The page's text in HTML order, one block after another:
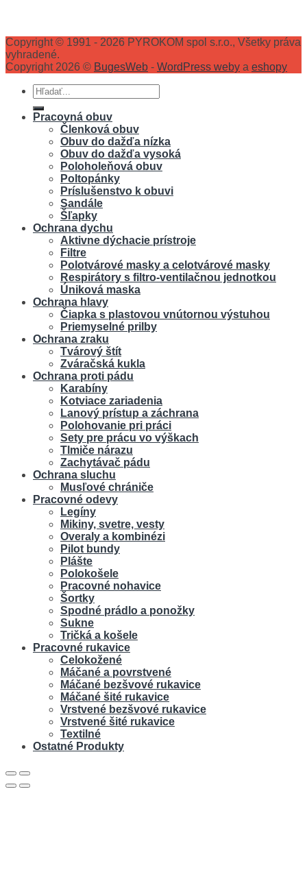
Copyright © 1991 - 2026 PYROKOM spol s.r.o., Všetky práva
vyhradené.
Copyright 2026 © BugesWeb - WordPress weby a eshopy
Hľadať:
Pracovná obuv
Členková obuv
Obuv do dažďa nízka
Obuv do dažďa vysoká
Poloholeňová obuv
Poltopánky
Príslušenstvo k obuvi
Sandále
Šľapky
Ochrana dychu
Aktivne dýchacie prístroje
Filtre
Polotvárové masky a celotvárové masky
Respirátory s filtro-ventilačnou jednotkou
Úniková maska
Ochrana hlavy
Čiapka s plastovou vnútornou výstuhou
Priemyselné prilby
Ochrana zraku
Tvárový štít
Zváračská kukla
Ochrana proti pádu
Karabíny
Kotviace zariadenia
Lanový prístup a záchrana
Polohovanie pri práci
Sety pre prácu vo výškach
Tlmiče nárazu
Zachytávač pádu
Ochrana sluchu
Musľové chrániče
Pracovné odevy
Legíny
Mikiny, svetre, vesty
Overaly a kombinézi
Pilot bundy
Plášte
Polokošele
Pracovné nohavice
Šortky
Spodné prádlo a ponožky
Sukne
Tričká a košele
Pracovné rukavice
Celokožené
Máčané a povrstvené
Máčané bezšvové rukavice
Máčané šité rukavice
Vrstvené bezšvové rukavice
Vrstvené šité rukavice
Textilné
Ostatné Produkty